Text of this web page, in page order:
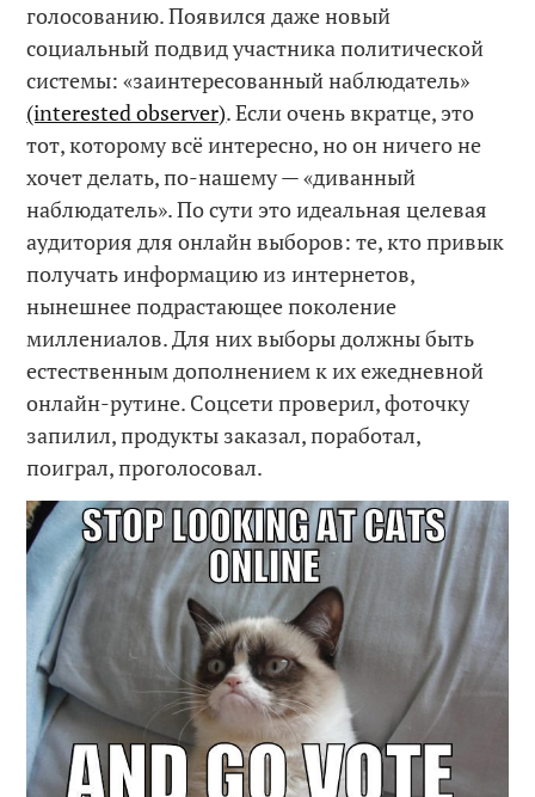
голосованию. Появился даже новый
социальный подвид участника политической
системы: «заинтересованный наблюдатель»
(interested observer). Если очень вкратце, это
тот, которому всё интересно, но он ничего не
хочет делать, по-нашему — «диванный
наблюдатель». По сути это идеальная целевая
аудитория для онлайн выборов: те, кто привык
получать информацию из интернетов,
нынешнее подрастающее поколение
миллениалов. Для них выборы должны быть
естественным дополнением к их ежедневной
онлайн-рутине. Соцсети проверил, фоточку
запилил, продукты заказал, поработал,
поиграл, проголосовал.